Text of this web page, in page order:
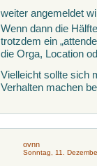
weiter angemeldet
Wenn dann die
trotzdem ein
die Orga, Location
Vielleicht sollte sich
Verhalten machen
ovnn
Sonntag, 11.